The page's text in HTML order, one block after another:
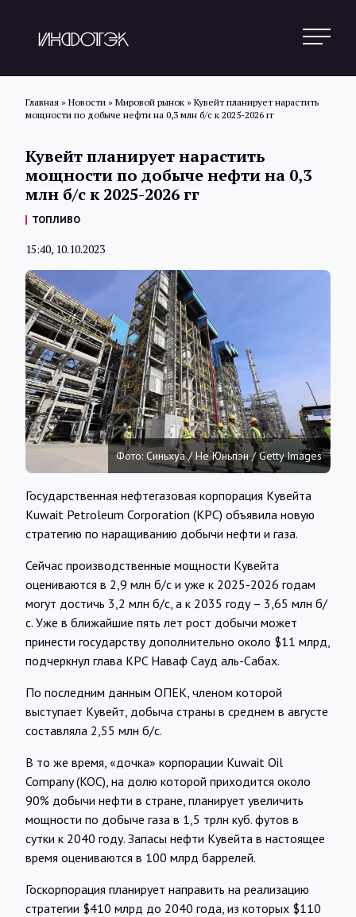
Новости
Обзоры
Интервью
Карты
О нас
@Infotek_Russia
Главная » Новости » Мировой рынок » Кувейт планирует нарастить
мощности по добыче нефти на 0,3 млн б/с к 2025-2026 гг
Кувейт планирует нарастить
мощности по добыче нефти на 0,3
млн б/с к 2025-2026 гг
ТОПЛИВО
15:40, 10.10.2023
Фото: Синьхуа / Не Юньпэн / Getty Images
Государственная нефтегазовая корпорация Кувейта
Kuwait Petroleum Corporation (KPC) объявила новую
стратегию по наращиванию добычи нефти и газа.
Сейчас производственные мощности Кувейта
оцениваются в 2,9 млн б/с и уже к 2025-2026 годам
могут достичь 3,2 млн б/с, а к 2035 году – 3,65 млн б/
с. Уже в ближайшие пять лет рост добычи может
принести государству дополнительно около $11 млрд,
подчеркнул глава KPC Наваф Сауд аль-Сабах.
По последним данным ОПЕК, членом которой
выступает Кувейт, добыча страны в среднем в августе
составляла 2,55 млн б/с.
В то же время, «дочка» корпорации Kuwait Oil
Company (KOC), на долю которой приходится около
90% добычи нефти в стране, планирует увеличить
мощности по добыче газа в 1,5 трлн куб. футов в
сутки к 2040 году. Запасы нефти Кувейта в настоящее
время оцениваются в 100 млрд баррелей.
Госкорпорация планирует направить на реализацию
стратегии $410 млрд до 2040 года, из которых $110